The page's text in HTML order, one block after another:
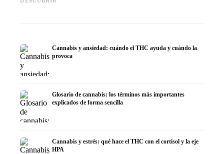
la investigación
Cannabis y ansiedad: cuándo el THC ayuda y cuándo la
provoca
Glosario de cannabis: los términos más importantes
explicados de forma sencilla
Cannabis y estrés: qué hace el THC con el cortisol y la eje
HPA